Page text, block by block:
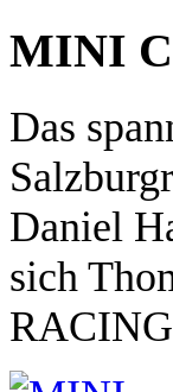
MINI
Das
Daniel
sich